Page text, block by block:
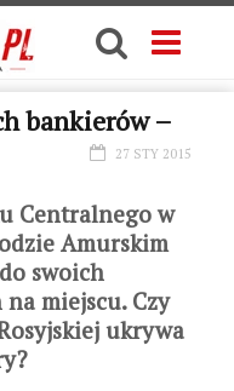
bankierów –
27 STY 2015
Centralnego w
Amurskim
swoich
miejscu. Czy
ukrywa